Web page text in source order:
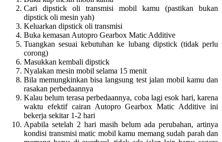
Cari dipstick oli transmisi mobil kamu (pastikan bukan
dipstick oli mesin yah)
Keluarkan dipstick oli transmisi
Buka kemasan Autopro Gearbox Matic Additive
Tuangkan sesuai kebutuhan ke lubang dipstick (tidak perlu
corong)
Masukkan kembali dipstick
Nyalakan mesin mobil selama 15 menit
Bila memungkinkan bisa langsung test jalan mobil kamu dan
rasakan perbedaannya
Kalau belum terasa perbedaannya, coba lagi esok hari, karena
waktu efektif cairan Autopro Gearbox Matic Additive ini
bekerja sekitar 1-2 hari
Apabila setelah 2 hari masih belum ada perubahan, artinya
kondisi transmisi matic mobil kamu memang sudah parah dan